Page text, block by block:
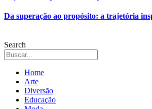
Da superação ao propósito: a trajetória
Search
Home
Arte
Diversão
Educação